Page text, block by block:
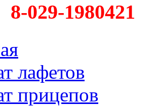
029-1980421
лафетов
прицепов